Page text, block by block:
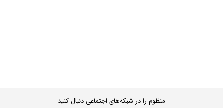
منظوم را در شبکه‌های اجتماعی دنبال کنید